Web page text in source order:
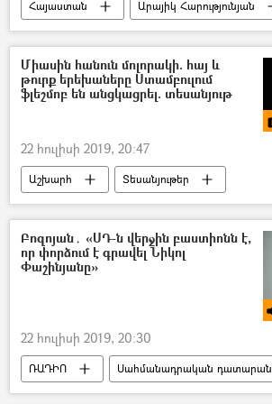
Հայաստան
Արայիկ Հարությունյան
Արձակուրդ
Միասին հանուն մոլորակի. հայ և
թուրք երեխաները Ստամբուլում
ֆլեշմոբ են անցկացրել. տեսանյութ
22 հուլիսի 2019, 20:47
Աշխարհ
Տեսանյութեր
Մուլտիմեդիա
հայ
երեխա
Թուրք
Թուրքիա ֆլեշմոբ
Բոզոյան․ «ՍԴ-ն վերջին բաստիոնն է,
որ փորձում է գրավել Նիկոլ
Փաշինյանը»
22 հուլիսի 2019, 20:30
ՌԱԴԻՈ
Սահմանադրական դատարան
Նիկոլ Փաշինյան
Երվանդ Բոզոյան